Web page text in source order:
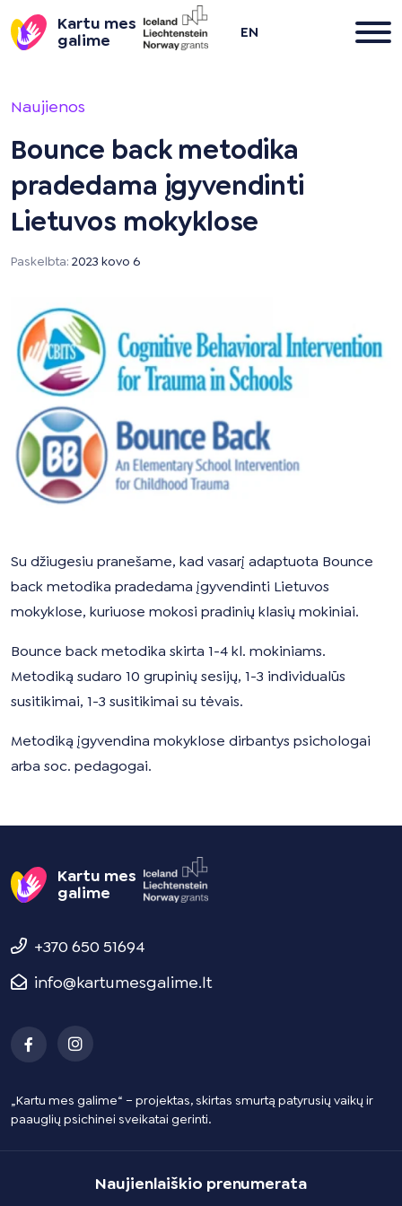
Kartu mes
galime EN
Naujienos
Bounce back metodika
pradedama įgyvendinti
Lietuvos mokyklose
Paskelbta: 2023 kovo 6
Su džiugesiu pranešame, kad vasarį adaptuota Bounce
back metodika pradedama įgyvendinti Lietuvos
mokyklose, kuriuose mokosi pradinių klasių mokiniai.
Bounce back metodika skirta 1-4 kl. mokiniams.
Metodiką sudaro 10 grupinių sesijų, 1-3 individualūs
susitikimai, 1-3 susitikimai su tėvais.
Metodiką įgyvendina mokyklose dirbantys psichologai
arba soc. pedagogai.
Kartu mes
galime
+370 650 51694
info@kartumesgalime.lt
„Kartu mes galime“ – projektas, skirtas smurtą patyrusių vaikų ir
paauglių psichinei sveikatai gerinti.
Naujienlaiškio prenumerata